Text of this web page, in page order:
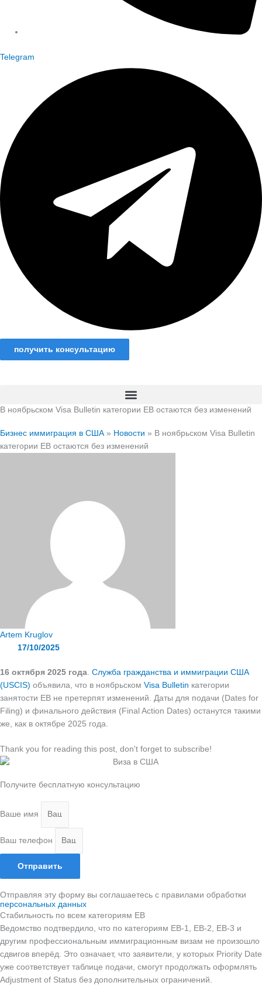
Telegram
получить консультацию
В ноябрьском Visa Bulletin категории EB остаются без изменений
Бизнес иммиграция в США» Новости » В ноябрьском Visa Bulletin
категории EB остаются без изменений
Artem Kruglov
17/10/2025
16 октября 2025 года. Служба гражданства и иммиграции США
(USCIS) объявила, что в ноябрьском Visa Bulletin категории
занятости EB не претерпят изменений. Даты для подачи (Dates for
Filing) и финального действия (Final Action Dates) останутся такими
же, как в октябре 2025 года.
Thank you for reading this post, don't forget to subscribe!
Получите бесплатную консультацию
Ваше имя
Ваш телефон
Отправить
Отправляя эту форму вы соглашаетесь с правилами обработки
персональных данных
Стабильность по всем категориям EB
Ведомство подтвердило, что по категориям EB-1, EB-2, EB-3 и
другим профессиональным иммиграционным визам не произошло
сдвигов вперёд. Это означает, что заявители, у которых Priority Date
уже соответствует таблице подачи, смогут продолжать оформлять
Adjustment of Status без дополнительных ограничений.